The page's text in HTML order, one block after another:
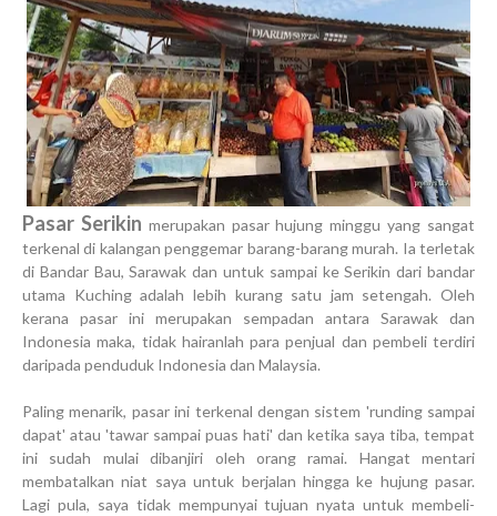
Pasar Serikin merupakan pasar hujung minggu yang sangat
terkenal di kalangan penggemar barang-barang murah. Ia terletak
di Bandar Bau, Sarawak dan untuk sampai ke Serikin dari bandar
utama Kuching adalah lebih kurang satu jam setengah. Oleh
kerana pasar ini merupakan sempadan antara Sarawak dan
Indonesia maka, tidak hairanlah para penjual dan pembeli terdiri
daripada penduduk Indonesia dan Malaysia.
Paling menarik, pasar ini terkenal dengan sistem 'runding sampai
dapat' atau 'tawar sampai puas hati' dan ketika saya tiba, tempat
ini sudah mulai dibanjiri oleh orang ramai. Hangat mentari
membatalkan niat saya untuk berjalan hingga ke hujung pasar.
Lagi pula, saya tidak mempunyai tujuan nyata untuk membeli-